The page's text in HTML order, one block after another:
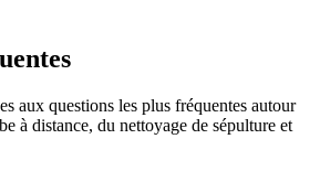
aux questions les plus fréquentes autour
à distance, du nettoyage de sépulture et